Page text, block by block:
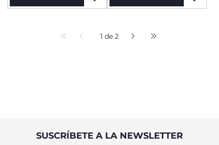
1 de 2
SUSCRÍBETE A LA NEWSLETTER